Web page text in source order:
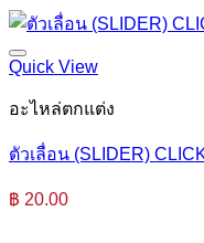
Quick View
อะไหล่ตกแต่ง
ตัวเลื่อน (SLIDER)
฿ 20.00